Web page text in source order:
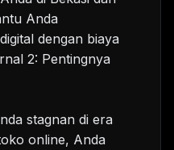
Anda
dengan biaya
2: Pentingnya
stagnan di era
online, Anda